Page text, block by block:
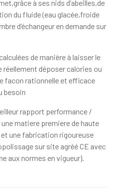
à ses nids d’abeilles,de
du fluide (eau glacée,froide
d’échangeur en demande sur
de manière à laisser le
déposer calories ou
facon rationnelle et efficace
besoin
rapport performance /
matiere premiere de haute
et une fabrication rigoureuse
sur site agréé CE avec
aux normes en vigueur).